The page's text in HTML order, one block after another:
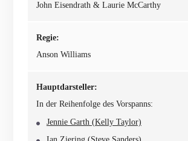
John Eisendrath & Laurie McCarthy
Regie:
Anson Williams
Hauptdarsteller:
In der Reihenfolge des Vorspanns:
Jennie Garth (Kelly Taylor)